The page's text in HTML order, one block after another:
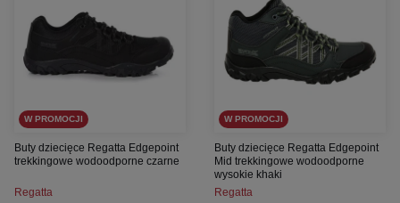
W PROMOCJI
Buty dziecięce Regatta Edgepoint
trekkingowe wodoodporne czarne
Regatta
W PROMOCJI
Buty dziecięce Regatta Edgepoint
Mid trekkingowe wodoodporne
wysokie khaki
Regatta